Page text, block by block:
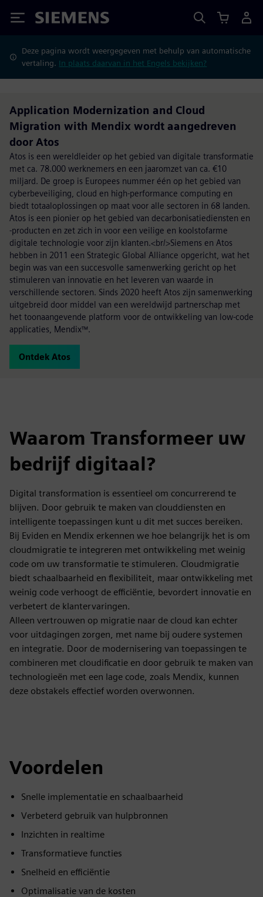
Siemens
Deze pagina wordt weergegeven met behulp van automatische
vertaling. In plaats daarvan in het Engels bekijken?
Application Modernization and Cloud
Migration with Mendix wordt aangedreven
door Atos
Atos is een wereldleider op het gebied van digitale transformatie
met ca. 78.000 werknemers en een jaaromzet van ca. €10
miljard. De groep is Europees nummer één op het gebied van
cyberbeveiliging, cloud en high-performance computing en
biedt totaaloplossingen op maat voor alle sectoren in 68 landen.
Atos is een pionier op het gebied van decarbonisatiediensten en
-producten en zet zich in voor een veilige en koolstofarme
digitale technologie voor zijn klanten.<br/>Siemens en Atos
hebben in 2011 een Strategic Global Alliance opgericht, wat het
begin was van een succesvolle samenwerking gericht op het
stimuleren van innovatie en het leveren van waarde in
verschillende sectoren. Sinds 2020 heeft Atos zijn samenwerking
uitgebreid door middel van een wereldwijd partnerschap met
het toonaangevende platform voor de ontwikkeling van low-code
applicaties, Mendix™.
Ontdek Atos
Waarom Transformeer uw
bedrijf digitaal?
Digital transformation is essentieel om concurrerend te
blijven. Door gebruik te maken van clouddiensten en
intelligente toepassingen kunt u dit met succes bereiken.
Bij Eviden en Mendix erkennen we hoe belangrijk het is om
cloudmigratie te integreren met ontwikkeling met weinig
code om uw transformatie te stimuleren. Cloudmigratie
biedt schaalbaarheid en flexibiliteit, maar ontwikkeling met
weinig code verhoogt de efficiëntie, bevordert innovatie en
verbetert de klantervaringen.
Alleen vertrouwen op migratie naar de cloud kan echter
voor uitdagingen zorgen, met name bij oudere systemen
en integratie. Door de modernisering van toepassingen te
combineren met cloudificatie en door gebruik te maken van
technologieën met een lage code, zoals Mendix, kunnen
deze obstakels effectief worden overwonnen.
Voordelen
Snelle implementatie en schaalbaarheid
Verbeterd gebruik van hulpbronnen
Inzichten in realtime
Transformatieve functies
Snelheid en efficiëntie
Optimalisatie van de kosten